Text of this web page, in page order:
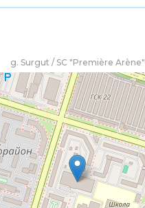
g. Surgut / SC "Première Arène"